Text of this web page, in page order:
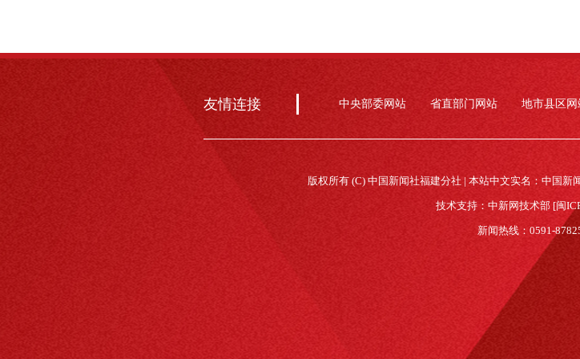
友情连接 中央部委网站 省直部门网站 地市县区网
版权所有 (C) 中国新闻社福建分社 | 本站中文实名：中国新
技术支持：中新网技术部 [闽
新闻热线：0591-